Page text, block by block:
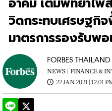
วิดกระทบเศรษฐกิ
มาตรการรองรับพ
FORBES
NEWS | FINANCE &
22 JAN 2021 | 12:01